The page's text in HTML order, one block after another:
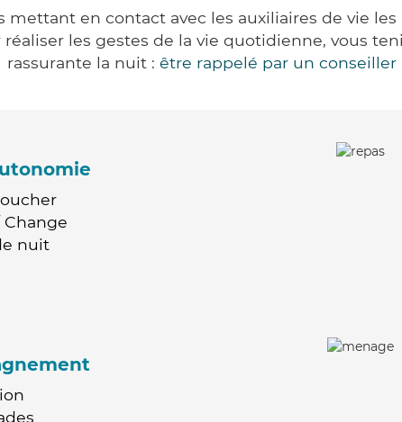
en contact avec les auxiliaires de vie
les gestes de la vie quotidienne, vous
rassurante la nuit : être rappelé par un conseiller
nuit